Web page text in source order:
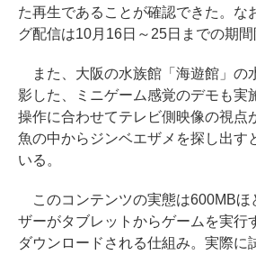
た再生であることが確認できた。な
グ配信は10月16日～25日までの期間
また、大阪の水族館「海遊館」の
影した、ミニゲーム感覚のデモも実
操作に合わせてテレビ側映像の視点
魚の中からジンベエザメを探し出す
いる。
このコンテンツの実態は600MBほ
ザーがタブレットからゲームを実行
ダウンロードされる仕組み。実際に